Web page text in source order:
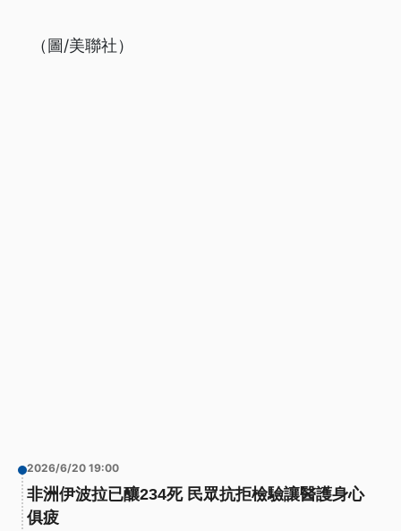
2026/6/20 19:00
非洲伊波拉已釀234死 民眾抗拒檢驗讓醫護身心
俱疲
（圖/美聯社）